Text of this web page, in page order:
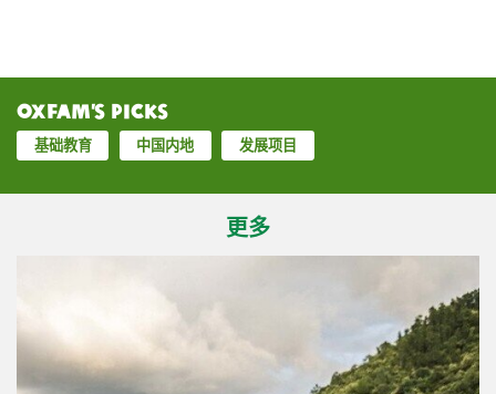
Oxfam’s Picks
基础教育 中国内地 发展项目
更多